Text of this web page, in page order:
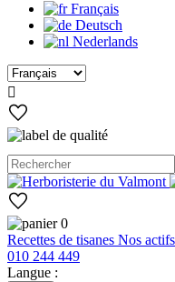
Français
Deutsch
Nederlands

0
Recettes de tisanes Nos actifs
010 244 449
Langue :